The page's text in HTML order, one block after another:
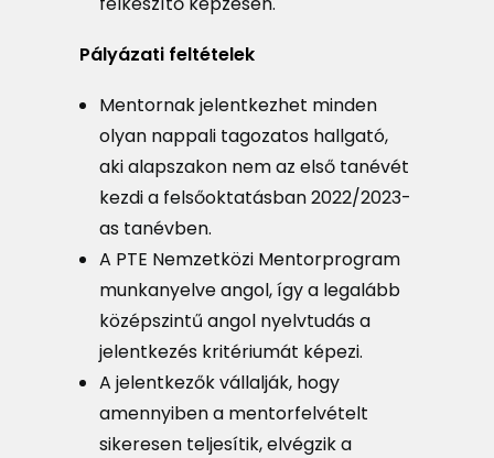
Pályázati feltételek
Mentornak jelentkezhet minden
olyan nappali tagozatos hallgató,
aki alapszakon nem az első tanévét
kezdi a felsőoktatásban 2022/2023-
as tanévben.
A PTE Nemzetközi Mentorprogram
munkanyelve angol, így a legalább
középszintű angol nyelvtudás a
jelentkezés kritériumát képezi.
A jelentkezők vállalják, hogy
amennyiben a mentorfelvételt
sikeresen teljesítik, elvégzik a